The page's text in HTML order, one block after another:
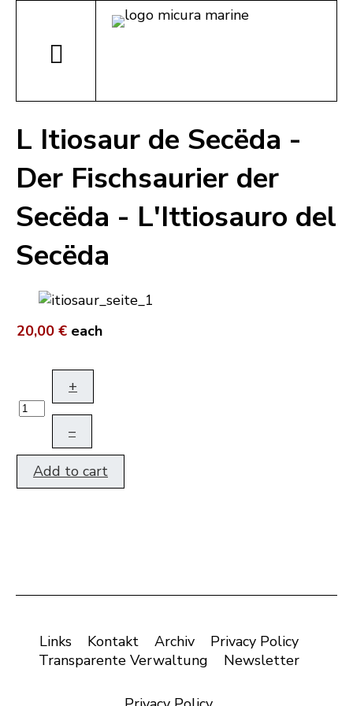
L Itiosaur de Secëda -
Der Fischsaurier der
Secëda - L'Ittiosauro del
Secëda
20,00 € each
+
–
Add to cart
Links Kontakt Archiv
Privacy Policy
Transparente Verwaltung
Newsletter